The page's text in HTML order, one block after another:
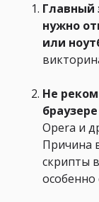
Главный
нужно
или
Не
Opera и
Причина
скрипты
особенно